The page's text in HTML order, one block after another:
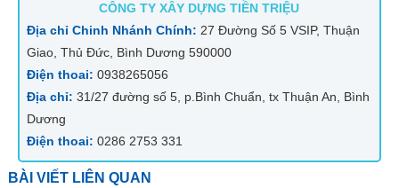
CÔNG TY XÂY DỰNG TIỀN TRIỆU
Địa chỉ Chinh Nhánh Chính: 27 Đường Số 5 VSIP, Thuận
Giao, Thủ Đức, Bình Dương 590000
Điện thoai:0938265056
Địa chỉ: 31/27 đường số 5, p.Bình Chuẩn, tx Thuận An, Bình
Dương
Điện thoai:0286 2753 331
BÀI VIẾT LIÊN QUAN